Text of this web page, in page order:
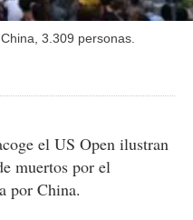
3.309 personas.
el US Open ilustran
muertos por el
por China.